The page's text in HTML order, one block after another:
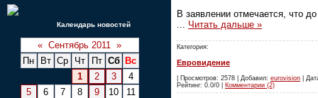
Календарь новостей
« Сентябрь 2011 »
Пн
Вт Ср Чт Пт Сб
Вс
1
2 3
4
5
6 7 8 9 10
11
В заявлении отмечается, что
Читать дальше »
Категория:
Евровидение
| Просмотров: 2578 | Добавил: eurovision |
Рейтинг: 0.0/0 | Комментарии (2)